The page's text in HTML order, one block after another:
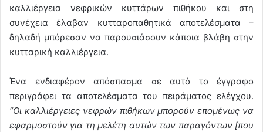
καλλιέργεια νεφρικών κυττάρων πιθήκου και στη
συνέχεια έλαβαν κυτταροπαθητικά αποτελέσματα –
δηλαδή μπόρεσαν να παρουσιάσουν κάποια βλάβη στην
κυτταρική καλλιέργεια.
Ένα ενδιαφέρον απόσπασμα σε αυτό το έγγραφο
περιγράφει τα αποτελέσματα του πειράματος ελέγχου.
“Οι καλλιέργειες νεφρών πιθήκων μπορούν επομένως να
εφαρμοστούν για τη μελέτη αυτών των παραγόντων [που